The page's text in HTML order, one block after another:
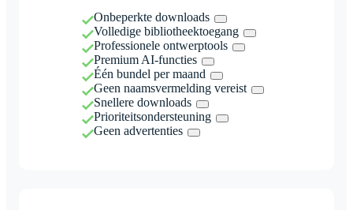
Onbeperkte downloads
Volledige bibliotheektoegang
Professionele ontwerptools
Premium AI-functies
Één bundel per maand
Geen naamsvermelding vereist
Snellere downloads
Prioriteitsondersteuning
Geen advertenties